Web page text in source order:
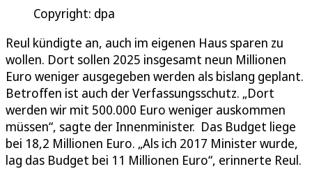
Copyright: dpa
Reul kündigte an, auch im eigenen Haus sparen zu
wollen. Dort sollen 2025 insgesamt neun Millionen
Euro weniger ausgegeben werden als bislang geplant.
Betroffen ist auch der Verfassungsschutz. „Dort
werden wir mit 500.000 Euro weniger auskommen
müssen“, sagte der Innenminister. Das Budget liege
bei 18,2 Millionen Euro. „Als ich 2017 Minister wurde,
lag das Budget bei 11 Millionen Euro“, erinnerte Reul.